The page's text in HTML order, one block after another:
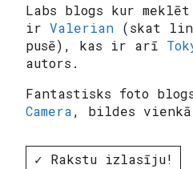
Labs blogs kur
ir Valerian (skat
pusē), kas ir arī
autors.
Fantastisks foto
Camera, bildes
✓ Rakstu izlasīju!